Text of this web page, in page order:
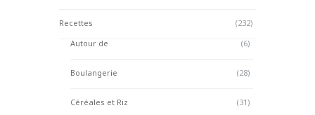
Recettes
(232)
Autour de
(6)
Boulangerie (28)
Céréales et Riz (31)